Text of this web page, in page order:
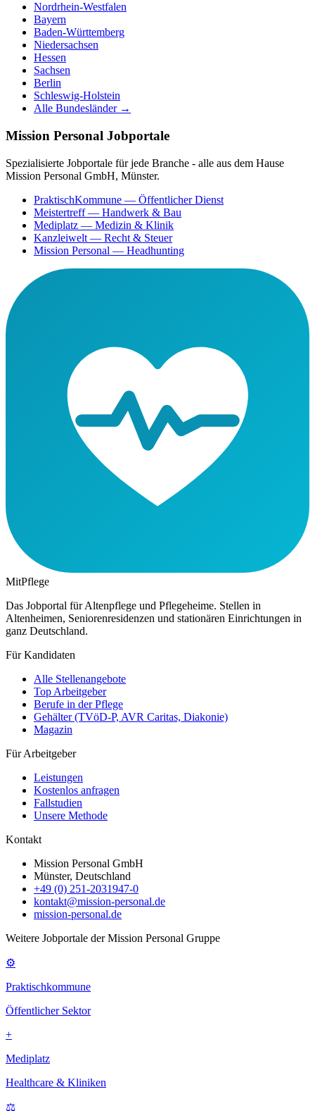
Nordrhein-Westfalen
Bayern
Baden-Württemberg
Niedersachsen
Hessen
Sachsen
Berlin
Schleswig-Holstein
Alle Bundesländer →
Mission Personal Jobportale
Spezialisierte Jobportale für jede Branche - alle aus dem Hause
Mission Personal GmbH, Münster.
PraktischKommune — Öffentlicher Dienst
Meistertreff— Handwerk & Bau
Mediplatz — Medizin & Klinik
Kanzleiwelt — Recht & Steuer
Mission Personal — Headhunting
MitPflege
Das Jobportal für Altenpflege und Pflegeheime. Stellen in
Altenheimen, Seniorenresidenzen und stationären Einrichtungen in
ganz Deutschland.
Für Kandidaten
Alle Stellenangebote
Top Arbeitgeber
Berufe in der Pflege
Gehälter (TVöD-P, AVR Caritas, Diakonie)
Magazin
Für Arbeitgeber
Leistungen
Kostenlos anfragen
Fallstudien
Unsere Methode
Kontakt
Mission Personal GmbH
Münster, Deutschland
+49 (0) 251-2031947-0
kontakt@mission-personal.de
mission-personal.de
Weitere Jobportale der Mission Personal Gruppe
⚙
Praktischkommune
Öffentlicher Sektor
+
Mediplatz
Healthcare & Kliniken
⚖